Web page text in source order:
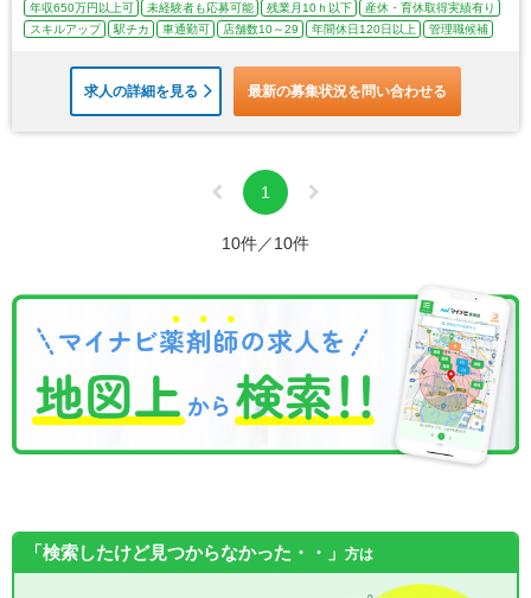
年収650万円以上可 未経験者も応募可能 残業月10ｈ以下
産休・育休取得実績有り
スキルアップ
駅チカ 車通勤可 店舗数10～29 年間休日120日以上 管理職候補
求人の詳細を見る 最新の募集状況を問い合わせる
1
10件／10件
「検索したけど見つからなかった・・」 方は